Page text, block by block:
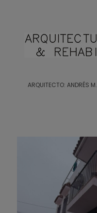
ARQUITECTO: ANDRÉS